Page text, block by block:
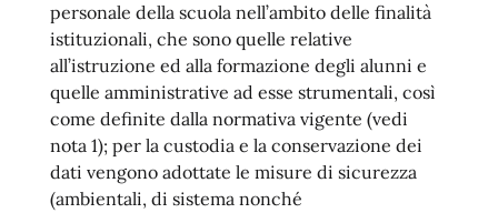
personale della scuola nell’ambito delle finalità
istituzionali, che sono quelle relative
all’istruzione ed alla formazione degli alunni e
quelle amministrative ad esse strumentali, così
come definite dalla normativa vigente (vedi
nota 1); per la custodia e la conservazione dei
dati vengono adottate le misure di sicurezza
(ambientali, di sistema nonché